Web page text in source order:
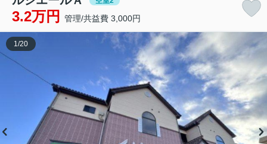
3.2万円 管理/共益費 3,000円
1/20